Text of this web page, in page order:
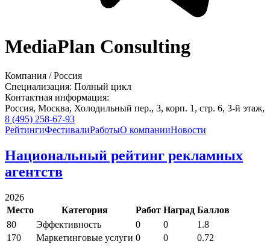
MediaPlan Consulting
Компания /Россия
Специализация: Полный цикл
Контактная информация:
Россия, Москва, Холодильный пер., 3, корп. 1, стр. 6, 3-й этаж,
8 (495) 258-67-93
РейтингиФестивалиРаботыО компанииНовости
Национальный рейтинг рекламных
агентств
2026
Место
Категория Работ Наград Баллов
80
Эффективность 0 0
1.8
170
Маркетинговые услуги 0 0 0.72